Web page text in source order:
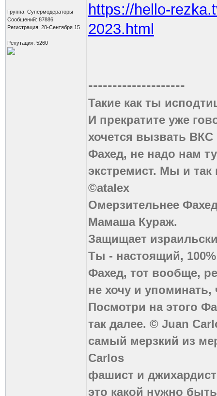
Группа: Супермодераторы
Сообщений: 87886
Регистрация: 28-Сентября 15
Репутация: 5260
https://hello-
2023.html
--------------------
Такие как ты
И прекратите уже
хочется вызвать
Фахед, не надо нам
экстремист. Мы и
©atalex
Омерзительнее
Мамаша Кураж.
Защищает
Ты - настоящий,
Фахед, тот вообще,
не хочу и
Посмотри на этого
так далее. © Juan
самый мерзкий из
Carlos
фашист и
это какой нужно